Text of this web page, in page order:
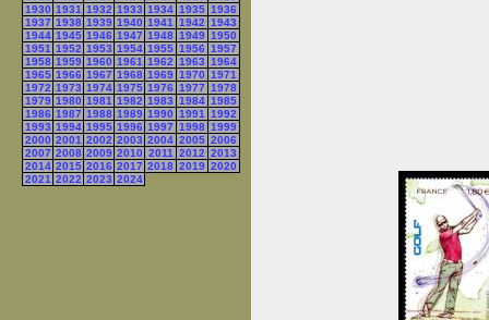
1930 1931 1932 1933 1934 1935 1936
1937 1938 1939 1940 1941 1942 1943
1944 1945 1946 1947 1948 1949 1950
1951 1952 1953 1954 1955 1956 1957
1958 1959 1960 1961 1962 1963 1964
1965 1966 1967 1968 1969 1970 1971
1972 1973 1974 1975 1976 1977 1978
1979 1980 1981 1982 1983 1984 1985
1986 1987 1988 1989 1990 1991 1992
1993 1994 1995 1996 1997 1998 1999
2000 2001 2002 2003 2004 2005 2006
2007 2008 2009 2010 2011 2012 2013
2014 2015 2016 2017 2018 2019 2020
2021 2022 2023 2024